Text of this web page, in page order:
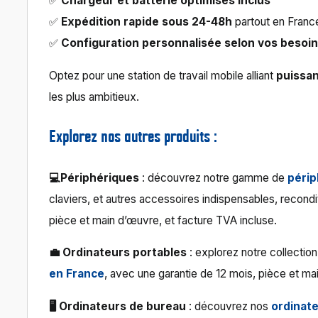
✅ Expédition rapide sous 24-48h partout en
✅ Configuration personnalisée selon vos
Optez pour une station de travail mobile alliant
les plus ambitieux.
Explorez nos autres produits :
💻Périphériques : découvrez notre gamme de
claviers, et autres accessoires indispensables,
pièce et main d’œuvre, et facture TVA incluse.
💼 Ordinateurs portables : explorez notre
en France, avec une garantie de 12 mois, pièce et
🖥 Ordinateurs de bureau : découvrez nos